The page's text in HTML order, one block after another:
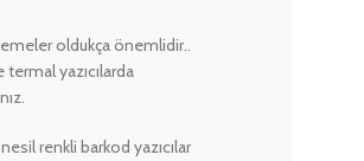
oldukça önemlidir..
yazıcılarda
renkli barkod yazıcılar